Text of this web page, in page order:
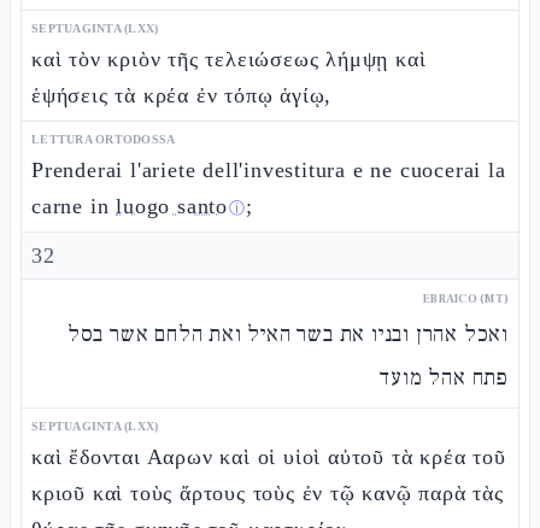
SEPTUAGINTA (LXX)
καὶ τὸν κριὸν τῆς τελειώσεως λήμψῃ καὶ
ἑψήσεις τὰ κρέα ἐν τόπῳ ἁγίῳ,
LETTURA ORTODOSSA
Prenderai l'ariete dell'investitura e ne cuocerai la
carne inluogo santoⓘ;
32
EBRAICO (MT)
ואכל אהרן ובניו את בשר האיל ואת הלחם אשר בסל
פתח אהל מועד
SEPTUAGINTA (LXX)
καὶ ἔδονται Ααρων καὶ οἱ υἱοὶ αὐτοῦ τὰ κρέα τοῦ
κριοῦ καὶ τοὺς ἄρτους τοὺς ἐν τῷ κανῷ παρὰ τὰς